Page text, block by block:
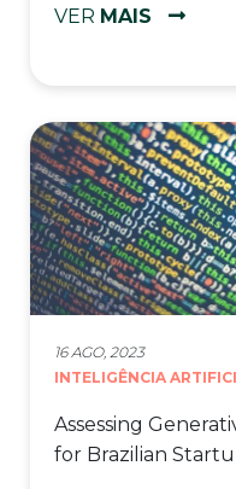
VER MAIS
16 AGO, 2023
INTELIGÊNCIA
Assessing
for Brazilian